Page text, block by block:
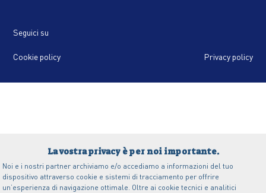
La vostra privacy è per noi importante.
Noi e i nostri partner archiviamo e/o accediamo a informazioni del tuo
dispositivo attraverso cookie e sistemi di tracciamento per offrire
un’esperienza di navigazione ottimale. Oltre ai cookie tecnici e analitici
Seguici su
Cookie policy Privacy policy